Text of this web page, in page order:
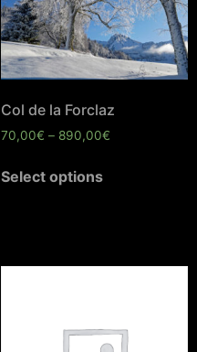
Col de la Forclaz
70,00€ – 890,00€
Select options